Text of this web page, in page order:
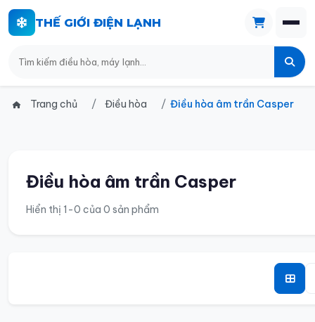
THẾ GIỚI ĐIỆN LẠNH
Trang chủ Điều hòa Điều hòa âm trần Casper
Điều hòa âm trần Casper
Hiển thị 1-0 của 0 sản phẩm